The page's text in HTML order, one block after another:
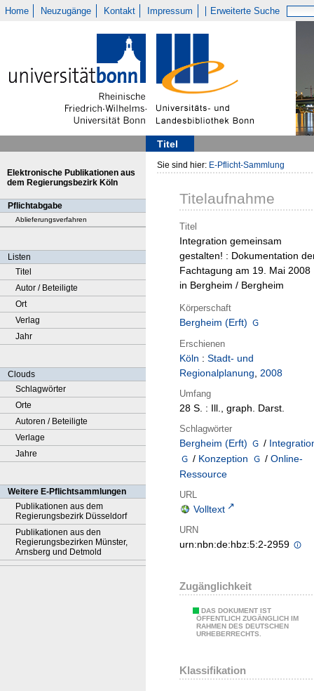
Home Neuzugänge Kontakt Impressum Erweiterte Suche
Titel
Elektronische Publikationen aus
dem Regierungsbezirk Köln
Pflichtabgabe
Ablieferungsverfahren
Listen
Titel
Autor / Beteiligte
Ort
Verlag
Jahr
Clouds
Schlagwörter
Orte
Autoren / Beteiligte
Verlage
Jahre
Weitere E-Pflichtsammlungen
Publikationen aus dem
Regierungsbezirk Düsseldorf
Publikationen aus den
Regierungsbezirken Münster,
Arnsberg und Detmold
Sie sind hier: E-Pflicht-Sammlung
Titelaufnahme
Titel
Integration gemeinsam
gestalten! : Dokumentation
Fachtagung am 19. Mai 2008
in Bergheim / Bergheim
Körperschaft
Bergheim (Erft)
Erschienen
Köln : Stadt- und
Regionalplanung, 2008
Umfang
28 S. : Ill., graph. Darst.
Schlagwörter
Bergheim (Erft) /
/ Konzeption / Online-
Ressource
URL
Volltext
URN
urn:nbn:de:hbz:5:2-2959
Zugänglichkeit
DAS DOKUMENT IST
ÖFFENTLICH ZUGÄNGLICH IM
RAHMEN DES DEUTSCHEN
URHEBERRECHTS.
Klassifikation